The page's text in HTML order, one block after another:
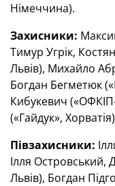
Німеччина).
Захисники:
Тимур Угрік,
Львів), Михайло
Богдан Бегметюк
Кибукевич
(«Гайдук»,
Півзахисники:
Ілля Островський,
Львів), Богдан